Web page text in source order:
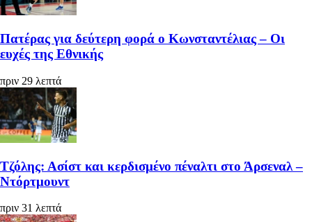
Πατέρας για δεύτερη φορά ο Κωνσταντέλιας – Οι
ευχές της Εθνικής
πριν 29 λεπτά
Τζόλης: Ασίστ και κερδισμένο πέναλτι στο Άρσεναλ –
Ντόρτμουντ
πριν 31 λεπτά